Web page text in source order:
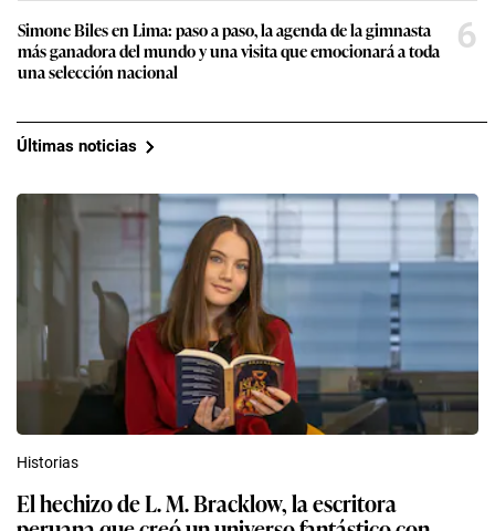
Simone Biles en Lima: paso a paso, la agenda de la gimnasta
más ganadora del mundo y una visita que emocionará a toda
una selección nacional
6
Últimas noticias
Historias
El hechizo de L. M. Bracklow, la escritora